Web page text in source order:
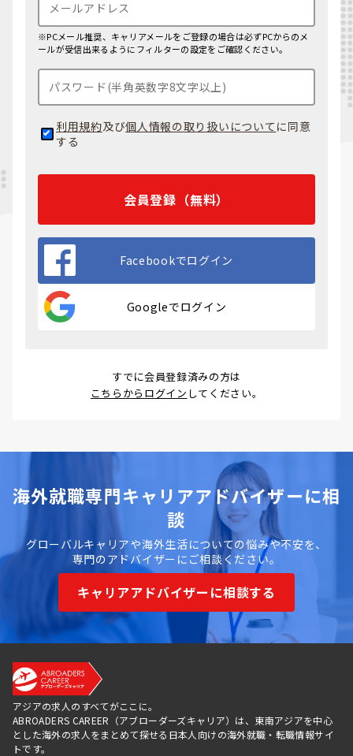
※PCメール推奨、キャリアメールをご登録の場合は必ずPCからのメ
ールが受信出来るようにフィルターの設定をご確認ください。
利用規約及び個人情報の取り扱いについて に同意
する
会員登録（無料）
Facebookでログイン
Googleでログイン
すでに会員登録済みの方は
こちらからログイン してください。
海外就職専門キャリアアドバイザーに相
談
グローバルキャリアや海外生活についての悩みや不安を、
専門のアドバイザーにご相談ください。
キャリアアドバイザーに相談する
アジアの求人のすべてがここに。
ABROADERS CAREER（アブローダーズキャリア）は、東南アジアを中心
とした海外の求人をまとめて探せる日本人向けの海外就職・転職情報サイ
トです。